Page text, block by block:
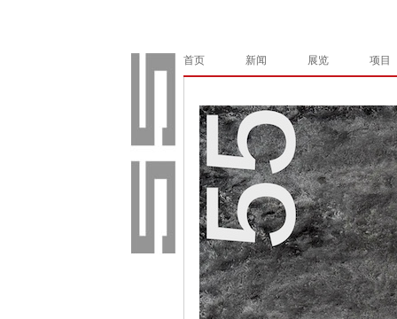
首页 新闻 展览 项目